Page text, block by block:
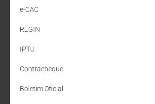
e-CAC
REGIN
IPTU
Contracheque
Boletim Oficial